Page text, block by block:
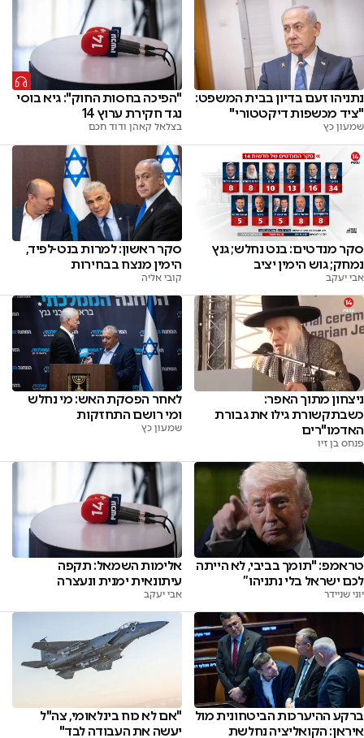
נתניהו זעם בדיון בבית המשפט:
"ציד מכשפות דיקטטורי"
שמעון כץ
"הפיכה בחסות החוק": גיא בוסי
נגד חקירת ערוץ 14
בצלאל קאהן ודוד חכם
סקר מנדטים: בנט נחלש; גנץ
נמחק; גוש הימין יציב
אבי יעקב
סקר ראשון: למרות בנט-לפיד,
הימין מנצח בבחירות
קובי אליה
ניצחון מתוך האפר:
כשבתקשורת גילו את גבורת
האדמו"רים
פנחס בן זיו
לאחר הפסקת האש: מי נחלש
ומי רושם התחזקות
שמעון כץ
טראמפ: "תומך בביבי, לא הייתה
לכם ישראל בלי נתניהו”
יוני שניידר
אלימות השמאל: תקפה
עיתונאית ימנית ונעצרה
אבי יעקב
ברקע ההיערכות הביטחונית מול
איראן: הקואליציה נחלשת
"אם לא כוח בינלאומי, צה"ל
יעשה את העבודה לבד"